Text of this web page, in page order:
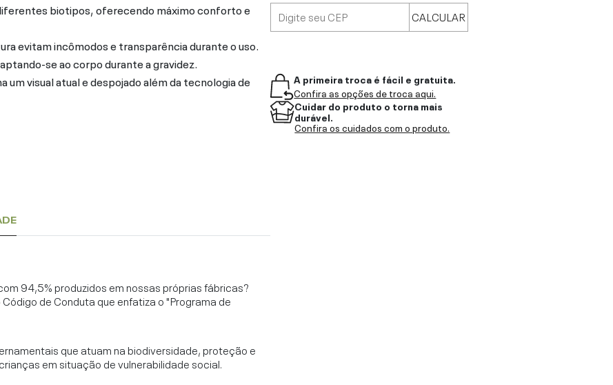
biotipos, oferecendo máximo conforto e
evitam incômodos e transparência durante o uso.
se ao corpo durante a gravidez.
visual atual e despojado além da tecnologia de
94,5% produzidos em nossas próprias fábricas?
de Conduta que enfatiza o "Programa de
que atuam na biodiversidade, proteção e
em situação de vulnerabilidade social.
CALCULAR
A primeira troca é fácil e gratuita.
Confira as opções de troca aqui.
Cuidar do produto o torna mais
durável.
Confira os cuidados com o produto.